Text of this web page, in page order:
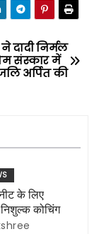
दादी निर्मल
संस्कार में
अर्पित की
के लिए
कोचिंग